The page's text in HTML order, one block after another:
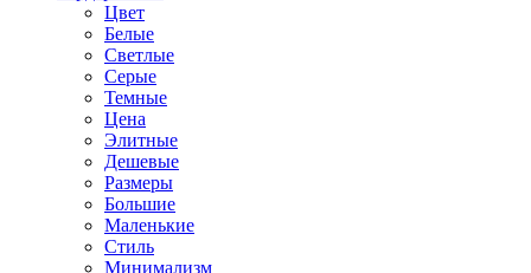
Цвет
Белые
Светлые
Серые
Темные
Цена
Элитные
Дешевые
Размеры
Большие
Маленькие
Стиль
Минимализм